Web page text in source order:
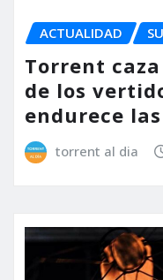
ACTUALIDAD
Torrent
de los
endurece
torrent al dia